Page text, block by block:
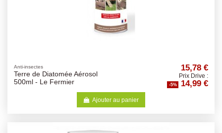
Anti-insectes
Terre de Diatomée Aérosol
500ml - Le Fermier
15,78 €
Prix Drive :
-5% 14,99 €
Ajouter au panier